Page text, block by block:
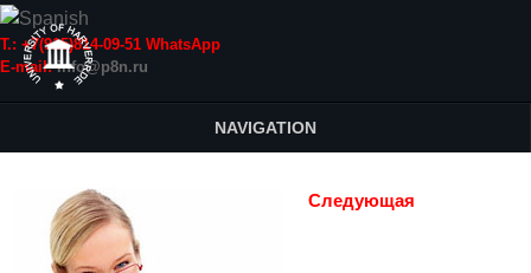
Т.: +7(915)814-09-51 WhatsApp
E-mail:info@p8n.ru
NAVIGATION
Следующая